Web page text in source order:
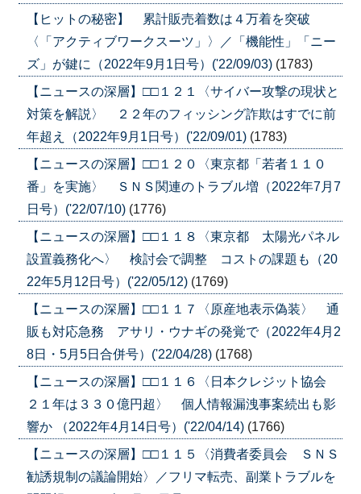
【ヒットの秘密】 累計販売着数は４万着を突破
〈「アクティブワークスーツ」〉／「機能性」「ニー
ズ」が鍵に（2022年9月1日号）('22/09/03) (1783)
【ニュースの深層】□□１２１〈サイバー攻撃の現状と
対策を解説〉 ２２年のフィッシング詐欺はすでに前
年超え（2022年9月1日号）('22/09/01) (1783)
【ニュースの深層】□□１２０〈東京都「若者１１０
番」を実施〉 ＳＮＳ関連のトラブル増（2022年7月7
日号）('22/07/10) (1776)
【ニュースの深層】□□１１８〈東京都 太陽光パネル
設置義務化へ〉 検討会で調整 コストの課題も（20
22年5月12日号）('22/05/12) (1769)
【ニュースの深層】□□１１７〈原産地表示偽装〉 通
販も対応急務 アサリ・ウナギの発覚で（2022年4月2
8日・5月5日合併号）('22/04/28) (1768)
【ニュースの深層】□□１１６〈日本クレジット協会
２１年は３３０億円超〉 個人情報漏洩事案続出も影
響か （2022年4月14日号）('22/04/14) (1766)
【ニュースの深層】□□１１５〈消費者委員会 ＳＮＳ
勧誘規制の議論開始〉／フリマ転売、副業トラブルを